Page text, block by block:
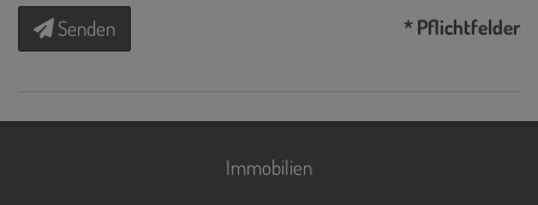
Senden * Pflichtfelder
Immobilien